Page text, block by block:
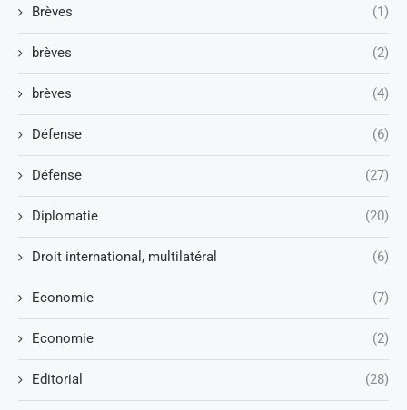
Brèves (1)
brèves (2)
brèves (4)
Défense (6)
Défense (27)
Diplomatie (20)
Droit international, multilatéral (6)
Economie (7)
Economie (2)
Editorial (28)